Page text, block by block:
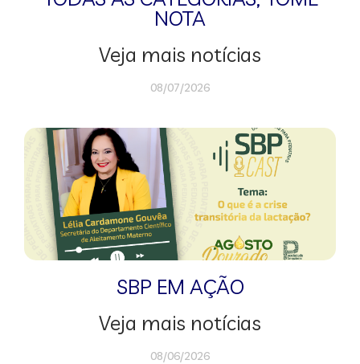
NOTA
Veja mais notícias
08/07/2026
SBP EM AÇÃO
Veja mais notícias
08/06/2026